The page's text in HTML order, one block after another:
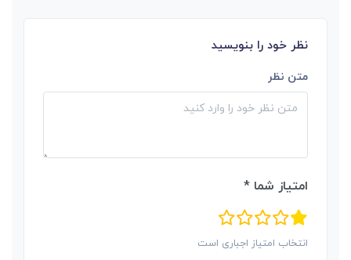
نظر خود را بنویسید
متن نظر
امتیاز شما *
انتخاب امتیاز اجباری است